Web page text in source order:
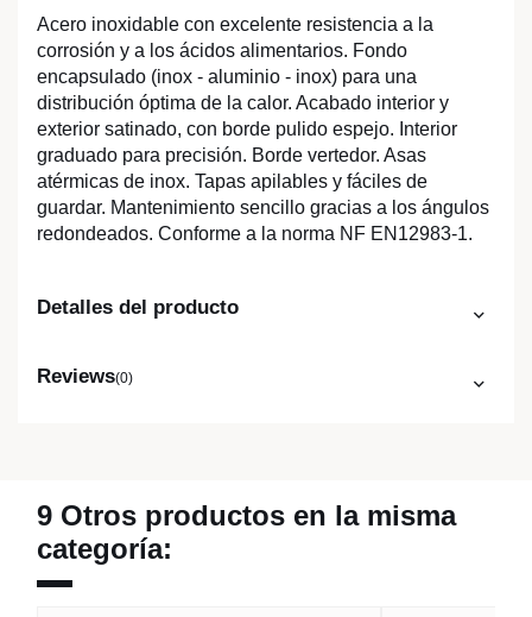
Acero inoxidable con excelente resistencia a la
corrosión y a los ácidos alimentarios. Fondo
encapsulado (inox - aluminio - inox) para una
distribución óptima de la calor. Acabado interior y
exterior satinado, con borde pulido espejo. Interior
graduado para precisión. Borde vertedor. Asas
atérmicas de inox. Tapas apilables y fáciles de
guardar. Mantenimiento sencillo gracias a los ángulos
redondeados. Conforme a la norma NF EN12983-1.
Detalles del producto
Reviews(0)
9 Otros productos en la misma
categoría: